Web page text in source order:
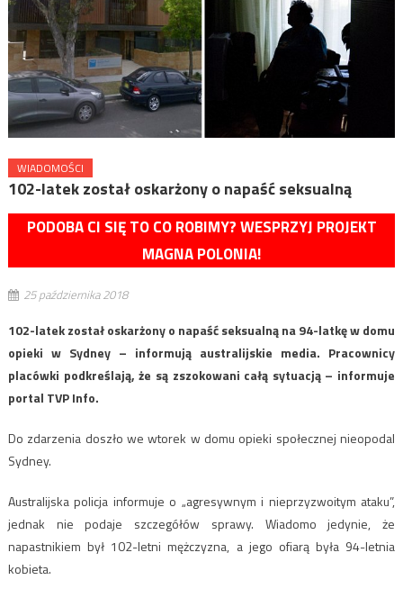
WIADOMOŚCI
102-latek został oskarżony o napaść seksualną
PODOBA CI SIĘ TO CO ROBIMY? WESPRZYJ PROJEKT
MAGNA POLONIA!
25 października 2018
102-latek został oskarżony o napaść seksualną na 94-latkę w domu
opieki w Sydney – informują australijskie media. Pracownicy
placówki podkreślają, że są zszokowani całą sytuacją – informuje
portal TVP Info.
Do zdarzenia doszło we wtorek w domu opieki społecznej nieopodal
Sydney.
Australijska policja informuje o „agresywnym i nieprzyzwoitym ataku”,
jednak nie podaje szczegółów sprawy. Wiadomo jedynie, że
napastnikiem był 102-letni mężczyzna, a jego ofiarą była 94-letnia
kobieta.